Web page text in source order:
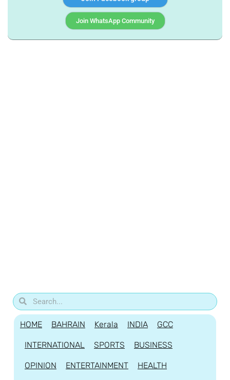
Join WhatsApp Community
HOME BAHRAIN Kerala INDIA GCC
INTERNATIONAL SPORTS BUSINESS
OPINION ENTERTAINMENT HEALTH